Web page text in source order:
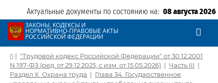
Актуальные документы по состоянию на: 08 августа 2026
ЗАКОНЫ, КОДЕКСЫ И
НОРМАТИВНО-ПРАВОВЫЕ АКТЫ
РОССИЙСКОЙ ФЕДЕРАЦИИ
| "Трудовой кодекс Российской Федерации" от 30.12.2001
N 197-ФЗ (ред. от 29.12.2025, с изм. от 15.05.2026) | Часть III |
Раздел X. Охрана труда | Глава 34. Государственное